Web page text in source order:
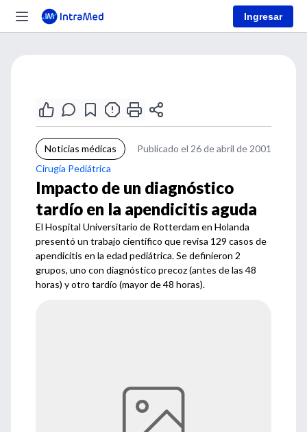
Ingresar
Noticias médicas
Publicado el 26 de abril de 2001
Cirugía Pediátrica
Impacto de un diagnóstico
tardío en la apendicitis aguda
El Hospital Universitario de Rotterdam en Holanda
presentó un trabajo científico que revisa 129 casos de
apendicitis en la edad pediátrica. Se definieron 2
grupos, uno con diagnóstico precoz (antes de las 48
horas) y otro tardío (mayor de 48 horas).